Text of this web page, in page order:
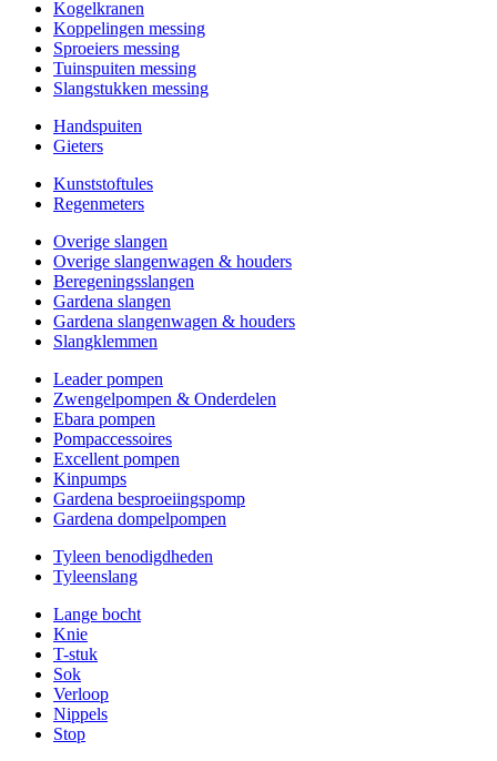
Kogelkranen
Koppelingen messing
Sproeiers messing
Tuinspuiten messing
Slangstukken messing
Handspuiten
Gieters
Kunststoftules
Regenmeters
Overige slangen
Overige slangenwagen & houders
Beregeningsslangen
Gardena slangen
Gardena slangenwagen & houders
Slangklemmen
Leader pompen
Zwengelpompen & Onderdelen
Ebara pompen
Pompaccessoires
Excellent pompen
Kinpumps
Gardena besproeiingspomp
Gardena dompelpompen
Tyleen benodigdheden
Tyleenslang
Lange bocht
Knie
T-stuk
Sok
Verloop
Nippels
Stop